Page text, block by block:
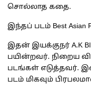
சொல்லாத கதை.
இந்தப் படம் Best Asian
இதன் இயக்குநர் A.K
பயின்றவர். நிறைய
படங்கள் எடுத்தவர்.
படம் மிகவும்